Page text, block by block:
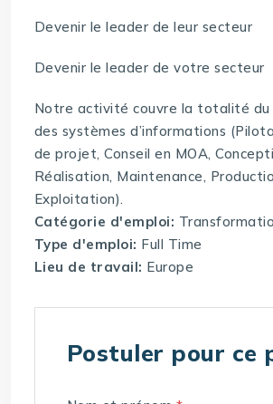
Devenir le leader de leur secteur
Devenir le leader de votre secteur
Notre activité couvre la totalité du
des systèmes d’informations
de projet, Conseil en MOA,
Réalisation, Maintenance,
Exploitation).
Catégorie d'emploi:
Type d'emploi: Full Time
Lieu de travail: Europe
Postuler pour ce